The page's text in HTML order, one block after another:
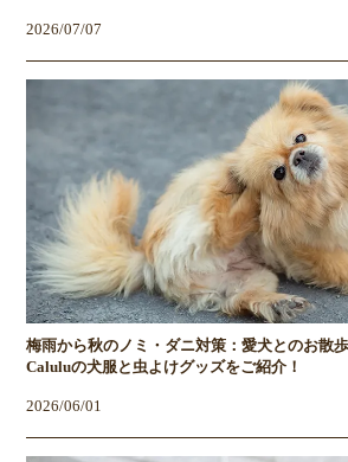
2026/07/07
梅雨から秋のノミ・ダニ対策：愛犬とのお散
Caluluの犬服と虫よけグッズをご紹介！
2026/06/01